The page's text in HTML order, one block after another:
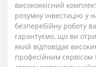
високоякісний
розумну інвестицію у
безперебійну роботу
гарантуємо, що ви
який відповідає
професійним